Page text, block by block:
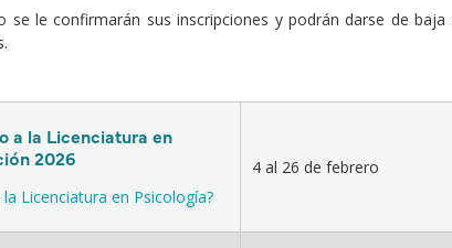
se le confirmarán sus inscripciones y podrán darse de
a la Licenciatura en
2026
Licenciatura en Psicología?
4 al 26 de febrero